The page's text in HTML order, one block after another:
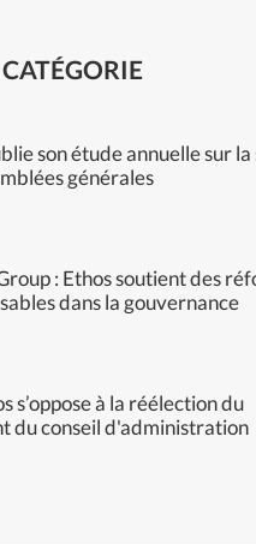
son étude annuelle sur la
générales
: Ethos soutient des
dans la gouvernance
s’oppose à la réélection du
du conseil d'administration